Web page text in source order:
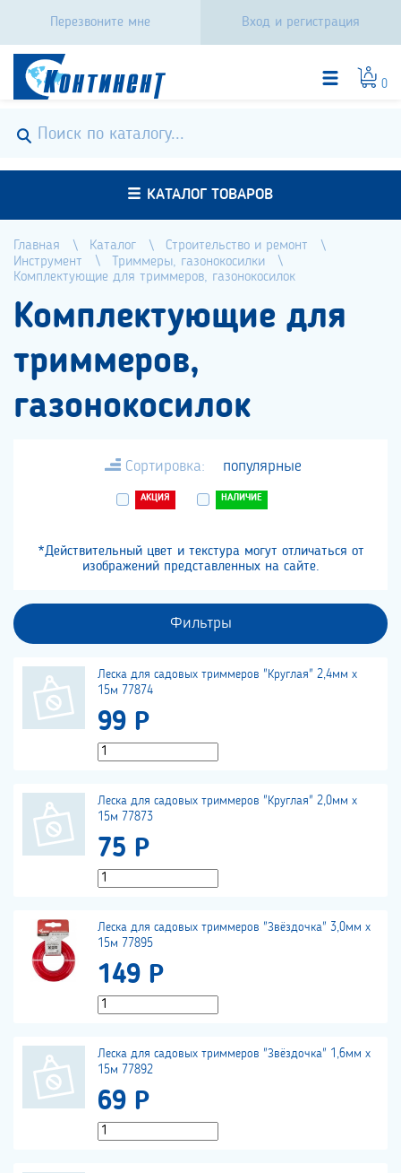
Перезвоните мне Вход и регистрация
0
КАТАЛОГ ТОВАРОВ
Главная Каталог
Строительство и ремонт
Инструмент
Триммеры, газонокосилки
Комплектующие для триммеров, газонокосилок
Комплектующие для
триммеров,
газонокосилок
Сортировка: популярные
АКЦИЯ НАЛИЧИЕ
*Действительный цвет и текстура могут отличаться от
изображений представленных на сайте.
Фильтры
Леска для садовых триммеров "Круглая" 2,4мм х
15м 77874
99 Р
Леска для садовых триммеров "Круглая" 2,0мм х
15м 77873
75 Р
Леска для садовых триммеров "Звёздочка" 3,0мм х
15м 77895
149 Р
Леска для садовых триммеров "Звёздочка" 1,6мм х
15м 77892
69 Р